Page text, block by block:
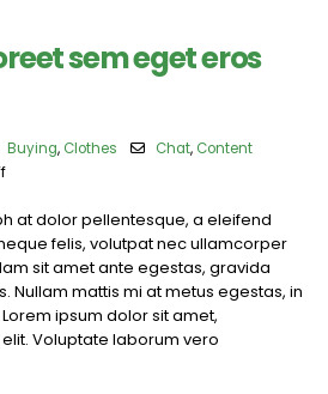
sem eget eros
Buying, Clothes Chat, Content
on
laoreet
sem
eget
eros
rhoncus
at dolor pellentesque, a eleifend
felis, volutpat nec ullamcorper
sit amet ante egestas, gravida
Nullam mattis mi at metus egestas, in
ipsum dolor sit amet,
Voluptate laborum vero